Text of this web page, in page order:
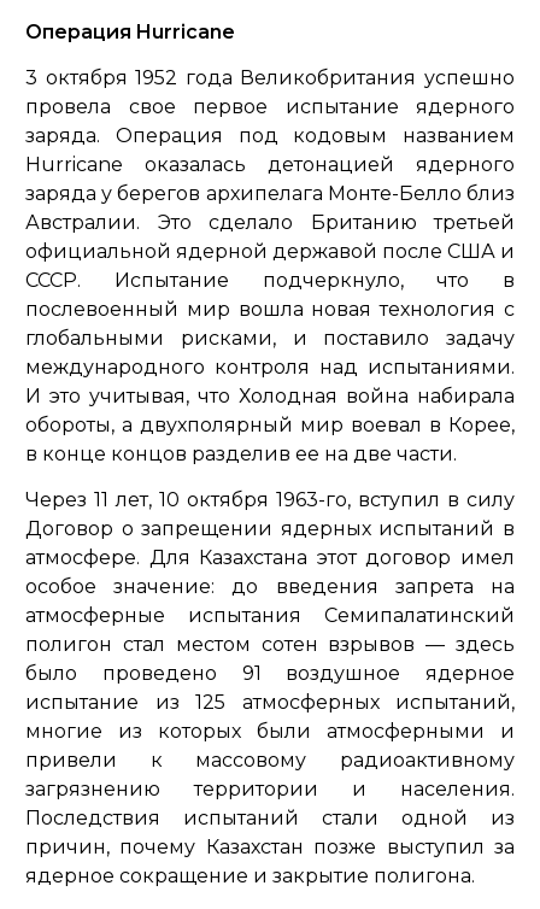
Операция Hurricane
3 октября 1952 года Великобритания успешно
провела свое первое испытание ядерного
заряда. Операция под кодовым названием
Hurricane оказалась детонацией ядерного
заряда у берегов архипелага Монте-Белло близ
Австралии. Это сделало Британию третьей
официальной ядерной державой после США и
СССР. Испытание подчеркнуло, что в
послевоенный мир вошла новая технология с
глобальными рисками, и поставило задачу
международного контроля над испытаниями.
И это учитывая, что Холодная война набирала
обороты, а двухполярный мир воевал в Корее,
в конце концов разделив ее на две части.
Через 11 лет, 10 октября 1963-го, вступил в силу
Договор о запрещении ядерных испытаний в
атмосфере. Для Казахстана этот договор имел
особое значение: до введения запрета на
атмосферные испытания Семипалатинский
полигон стал местом сотен взрывов — здесь
было проведено 91 воздушное ядерное
испытание из 125 атмосферных испытаний,
многие из которых были атмосферными и
привели к массовому радиоактивному
загрязнению территории и населения.
Последствия испытаний стали одной из
причин, почему Казахстан позже выступил за
ядерное сокращение и закрытие полигона.